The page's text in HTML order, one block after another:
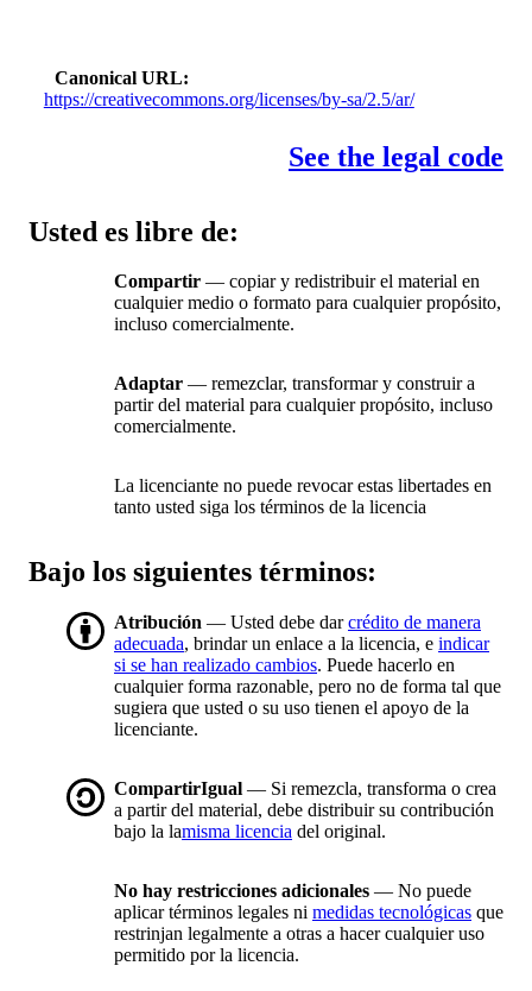
Canonical URL
https://creativecommons.org/licenses/by-sa/2.5/ar/
See the legal code
Usted es libre de:
Compartir — copiar y redistribuir el material en
cualquier medio o formato para cualquier propósito,
incluso comercialmente.
Adaptar — remezclar, transformar y construir a
partir del material para cualquier propósito, incluso
comercialmente.
La licenciante no puede revocar estas libertades en
tanto usted siga los términos de la licencia
Bajo los siguientes términos:
Atribución — Usted debe darcrédito de manera
adecuada, brindar un enlace a la licencia, e indicar
si se han realizado cambios. Puede hacerlo en
cualquier forma razonable, pero no de forma tal que
sugiera que usted o su uso tienen el apoyo de la
licenciante.
CompartirIgual — Si remezcla, transforma o crea
a partir del material, debe distribuir su contribución
bajo la lamisma licencia del original.
No hay restricciones adicionales — No puede
aplicar términos legales ni medidas tecnológicas que
restrinjan legalmente a otras a hacer cualquier uso
permitido por la licencia.